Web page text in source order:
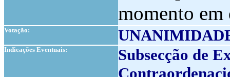
momento em
Votação:
Indicações Eventuais:
Subsecção de